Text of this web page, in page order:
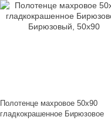
Полотенце махровое 50х90
гладкокрашенное Бирюзовое